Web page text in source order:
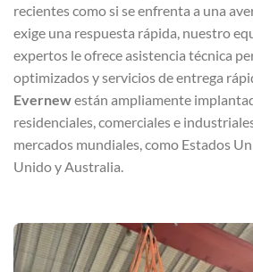
recientes como si se enfrenta a una
exige una respuesta rápida, nuestro
expertos le ofrece asistencia técnica
optimizados y servicios de entrega
Evernewestán ampliamente
residenciales, comerciales e
mercados mundiales, como Estados
Unido y Australia.